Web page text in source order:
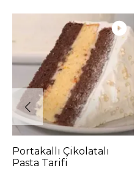
Portakallı Çikolatalı
Pasta Tarifi